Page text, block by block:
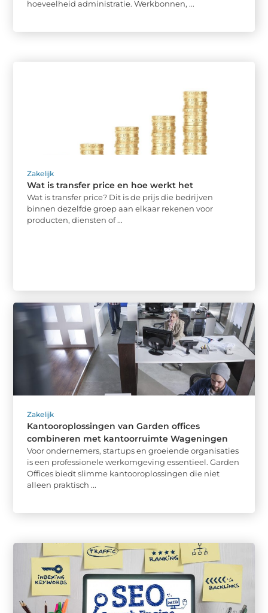
hoeveelheid administratie. Werkbonnen, ...
Zakelijk
Wat is transfer price en hoe werkt het
Wat is transfer price? Dit is de prijs die bedrijven
binnen dezelfde groep aan elkaar rekenen voor
producten, diensten of ...
Zakelijk
Kantooroplossingen van Garden offices
combineren met kantoorruimte Wageningen
Voor ondernemers, startups en groeiende organisaties
is een professionele werkomgeving essentieel. Garden
Offices biedt slimme kantooroplossingen die niet
alleen praktisch ...